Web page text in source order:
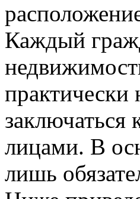
Каждый
лицами. В
лишь